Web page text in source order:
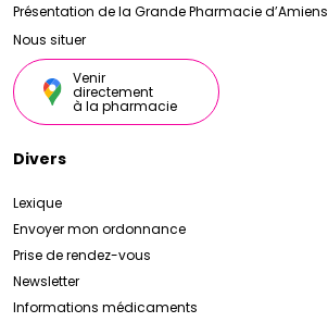
Présentation de la Grande Pharmacie d’Amiens
Nous situer
Venir
directement
à la pharmacie
Divers
Lexique
Envoyer mon ordonnance
Prise de rendez-vous
Newsletter
Informations médicaments